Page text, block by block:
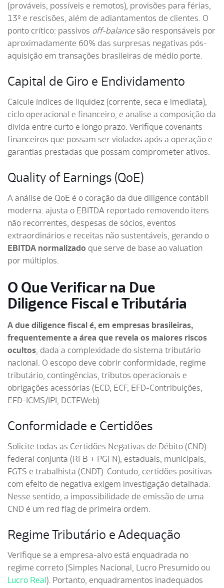
(prováveis, possíveis e remotos), provisões para férias,
13º e rescisões, além de adiantamentos de clientes. O
ponto crítico: passivos off-balancesão responsáveis por
aproximadamente 60% das surpresas negativas pós-
aquisição em transações brasileiras de médio porte.
Capital de Giro e Endividamento
Calcule índices de liquidez (corrente, seca e imediata),
ciclo operacional e financeiro, e analise a composição da
dívida entre curto e longo prazo. Verifique covenants
financeiros que possam ser violados após a operação e
garantias prestadas que possam comprometer ativos.
Quality of Earnings (QoE)
A análise de QoE é o coração da due diligence contábil
moderna: ajusta o EBITDA reportado removendo itens
não recorrentes, despesas de sócios, eventos
extraordinários e receitas não sustentáveis, gerando o
EBITDA normalizado que serve de base ao valuation
por múltiplos.
O Que Verificar na Due
Diligence Fiscal e Tributária
A due diligence fiscal é, em empresas brasileiras,
frequentemente a área que revela os maiores riscos
ocultos, dada a complexidade do sistema tributário
nacional. O escopo deve cobrir conformidade, regime
tributário, contingências, tributos operacionais e
obrigações acessórias (ECD, ECF, EFD-Contribuições,
EFD-ICMS/IPI, DCTFWeb).
Conformidade e Certidões
Solicite todas as Certidões Negativas de Débito (CND):
federal conjunta (RFB + PGFN), estaduais, municipais,
FGTS e trabalhista (CNDT). Contudo, certidões positivas
com efeito de negativa exigem investigação detalhada.
Nesse sentido, a impossibilidade de emissão de uma
CND é um red flag de primeira ordem.
Regime Tributário e Adequação
Verifique se a empresa-alvo está enquadrada no
regime correto (Simples Nacional, Lucro Presumido ou
Lucro Real). Portanto, enquadramentos inadequados